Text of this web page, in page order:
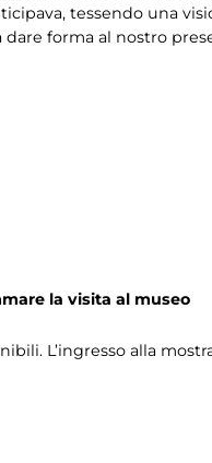
tessendo una
forma al nostro
la visita al museo
L’ingresso alla